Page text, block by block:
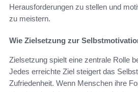
Herausforderungen zu stellen und
zu meistern.
Wie Zielsetzung zur
Zielsetzung spielt eine zentrale Rolle
Jedes erreichte Ziel steigert das
Zufriedenheit. Wenn Menschen ihre